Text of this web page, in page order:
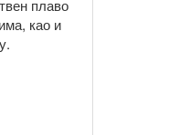
плаво
као и